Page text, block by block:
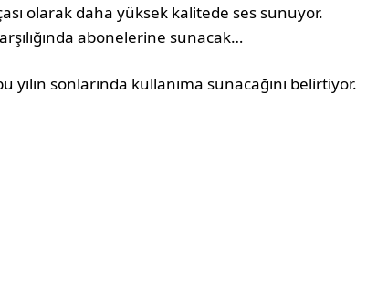
olarak daha yüksek kalitede ses sunuyor.
abonelerine sunacak…
sonlarında kullanıma sunacağını belirtiyor.